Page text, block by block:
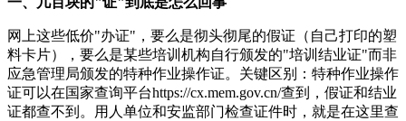
网上这些低价"办证"，要么是彻头彻尾的假证（自己打印的塑
料卡片），要么是某些培训机构自行颁发的"培训结业证"而非
应急管理局颁发的特种作业操作证。关键区别：特种作业操作
证可以在国家查询平台https://cx.mem.gov.cn/查到，假证和结业
证都查不到。用人单位和安监部门检查证件时，就是在这里查